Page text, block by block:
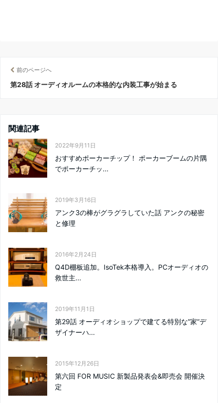
前のページへ
第28話 オーディオルームの本格的な内装工事が始まる
関連記事
2022年9月11日
おすすめポーカーチップ！ ポーカーブームの片隅
でポーカーチッ...
2019年3月16日
アンク3の棒がグラグラしていた話 アンクの秘密
と修理
2016年2月24日
Q4D棚板追加。IsoTek本格導入。PCオーディオの
救世主...
2019年11月1日
第29話 オーディオショップで建てる特別な”家”デ
ザイナーハ...
2015年12月26日
第六回 FOR MUSIC 新製品発表会&即売会 開催決
定